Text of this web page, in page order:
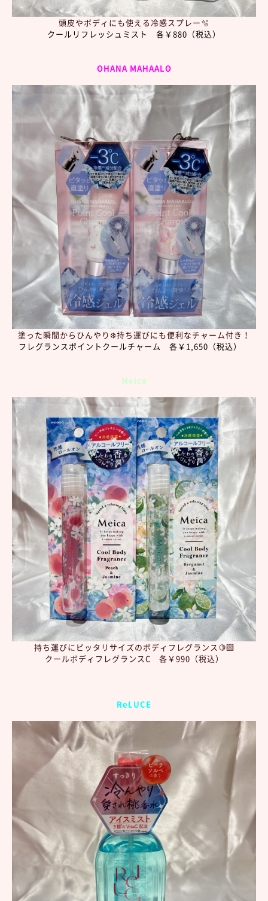
頭皮やボディにも使える冷感スプレー🫧
クールリフレッシュミスト 各￥880（税込）
OHANA MAHAALO
塗った瞬間からひんやり❄️持ち運びにも便利なチャーム付き！
フレグランスポイントクールチャーム 各￥1,650（税込）
Meica
持ち運びにピッタリサイズのボディフレグランス🍋‍🟩
クールボディフレグランスC 各￥990（税込）
ReLUCE